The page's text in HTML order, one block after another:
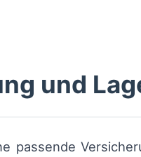
und
passende